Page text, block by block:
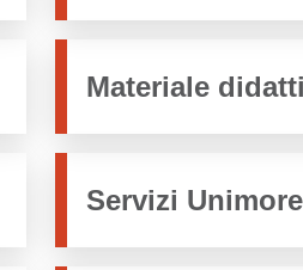
Materiale
Servizi Unimore